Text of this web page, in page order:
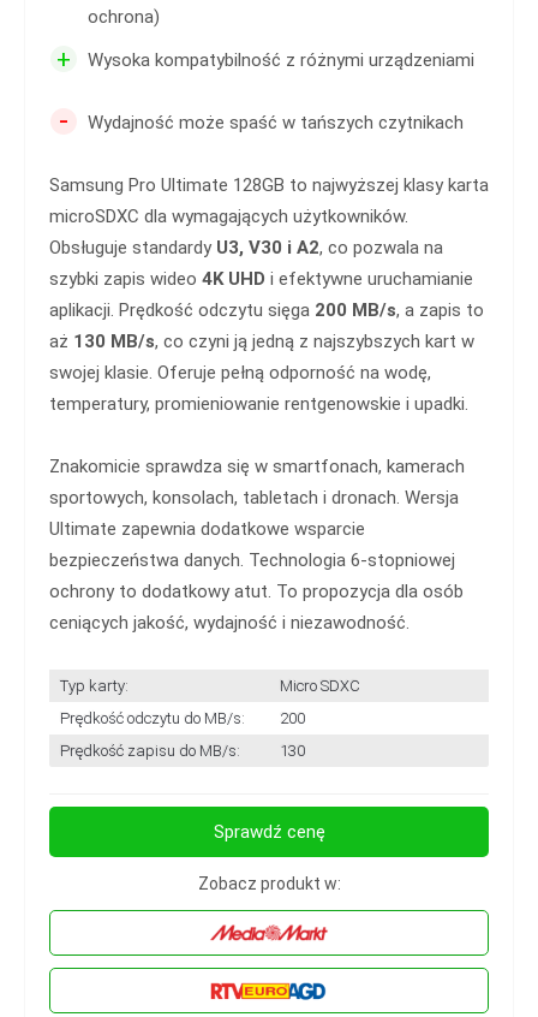
ochrona)
+ Wysoka kompatybilność z różnymi urządzeniami
- Wydajność może spaść w tańszych czytnikach
Samsung Pro Ultimate 128GB to najwyższej klasy karta
microSDXC dla wymagających użytkowników.
Obsługuje standardy U3, V30 i A2, co pozwala na
szybki zapis wideo 4K UHD i efektywne uruchamianie
aplikacji. Prędkość odczytu sięga 200 MB/s, a zapis to
aż 130 MB/s, co czyni ją jedną z najszybszych kart w
swojej klasie. Oferuje pełną odporność na wodę,
temperatury, promieniowanie rentgenowskie i upadki.
Znakomicie sprawdza się w smartfonach, kamerach
sportowych, konsolach, tabletach i dronach. Wersja
Ultimate zapewnia dodatkowe wsparcie
bezpieczeństwa danych. Technologia 6-stopniowej
ochrony to dodatkowy atut. To propozycja dla osób
ceniących jakość, wydajność i niezawodność.
Typ karty:
Micro SDXC
Prędkość odczytu do MB/s:
200
Prędkość zapisu do MB/s:
130
Sprawdź cenę
Zobacz produkt w: